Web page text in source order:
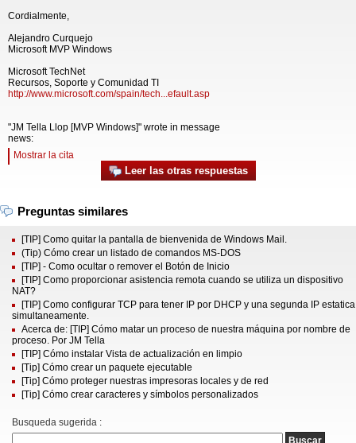
Cordialmente,
Alejandro Curquejo
Microsoft MVP Windows
Microsoft TechNet
Recursos, Soporte y Comunidad TI
http://www.microsoft.com/spain/tech...efault.asp
"JM Tella Llop [MVP Windows]" wrote in message
news:
Mostrar la cita
Leer las otras respuestas
Preguntas similares
[TIP] Como quitar la pantalla de bienvenida de Windows Mail.
(Tip) Cómo crear un listado de comandos MS-DOS
[TIP] - Como ocultar o remover el Botón de Inicio
[TIP] Como proporcionar asistencia remota cuando se utiliza un dispositivo
NAT?
[TIP] Como configurar TCP para tener IP por DHCP y una segunda IP estatica
simultaneamente.
Acerca de: [TIP] Cómo matar un proceso de nuestra máquina por nombre de
proceso. Por JM Tella
[TIP] Cómo instalar Vista de actualización en limpio
[Tip] Cómo crear un paquete ejecutable
[Tip] Cómo proteger nuestras impresoras locales y de red
[Tip] Cómo crear caracteres y símbolos personalizados
Busqueda sugerida :